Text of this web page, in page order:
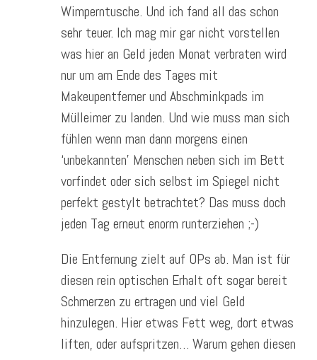
Wimperntusche. Und ich fand all das schon
sehr teuer. Ich mag mir gar nicht vorstellen
was hier an Geld jeden Monat verbraten wird
nur um am Ende des Tages mit
Makeupentferner und Abschminkpads im
Mülleimer zu landen. Und wie muss man sich
fühlen wenn man dann morgens einen
‘unbekannten’ Menschen neben sich im Bett
vorfindet oder sich selbst im Spiegel nicht
perfekt gestylt betrachtet? Das muss doch
jeden Tag erneut enorm runterziehen ;-)
Die Entfernung zielt auf OPs ab. Man ist für
diesen rein optischen Erhalt oft sogar bereit
Schmerzen zu ertragen und viel Geld
hinzulegen. Hier etwas Fett weg, dort etwas
liften, oder aufspritzen… Warum gehen diesen